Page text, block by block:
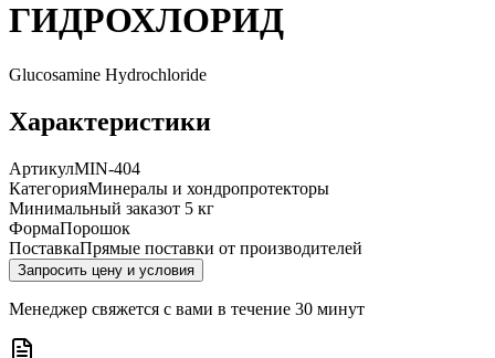
ГИДРОХЛОРИД
Glucosamine Hydrochloride
Характеристики
АртикулMIN-404
КатегорияМинералы и хондропротекторы
Минимальный заказот 5 кг
ФормаПорошок
ПоставкаПрямые поставки от производителей
Запросить цену и условия
Менеджер свяжется с вами в течение 30 минут